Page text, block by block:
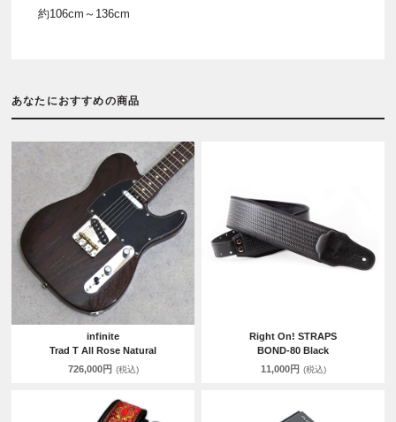
約106cm～136cm
あなたにおすすめの商品
infinite
Trad T All Rose Natural
726,000円 (税込)
Right On! STRAPS
BOND-80 Black
11,000円 (税込)